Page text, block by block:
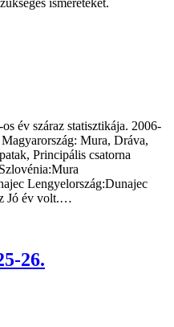
ismereteket.
év száraz statisztikája. 2006-
Mura, Dráva,
Principális csatorna
Lengyelország:Dunajec
Jó év volt.…
26.